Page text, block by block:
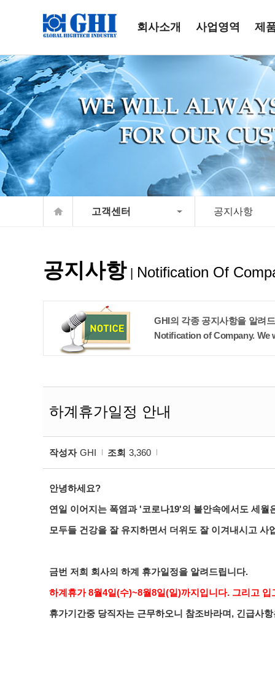
회사소개 사업영역 제
고객센터 공지사항
공지사항 Notification Of
GHI의 각종 공지사항을 알려
Notification of Company.
하계휴가일정 안내
작성자 GHI 조회 3,360
안녕하세요?
연일 이어지는 폭염과 '코로나19'의 불안속에서도 세
모두들 건강을 잘 유지하면서 더위도 잘 이겨내시고 사
금번 저희 회사의 하계 휴가일정을 알려드립니다.
하계휴가 8월4일(수)~8월8일(일)까지입니다. 그리고 입
휴가기간중 당직자는 근무하오니 참조바라며, 긴급사